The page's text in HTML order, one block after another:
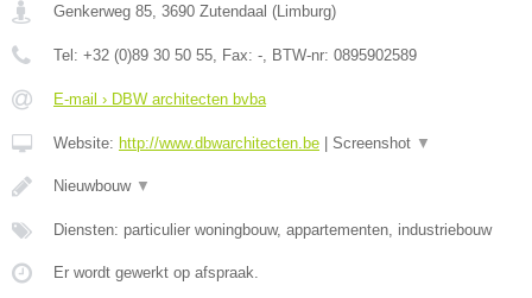
Genkerweg 85 3690 Zutendaal ( Limburg)
Tel: +32 (0)89 30 50 55 , Fax: - , BTW-nr: 0895902589
E-mail › DBW architecten bvba
Website: http://www.dbwarchitecten.be Screenshot ▼
Nieuwbouw ▼
Diensten: particulier woningbouw, appartementen, industriebouw
Er wordt gewerkt op afspraak.